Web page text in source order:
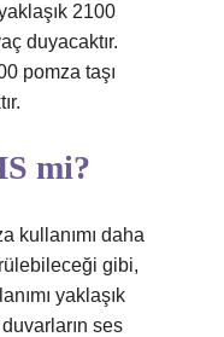
2100
duyacaktır.
pomza taşı
mi?
kullanımı daha
gibi,
yaklaşık
ses